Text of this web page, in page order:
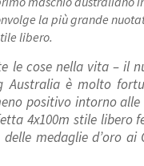
la più grande
libero.
le cose nella vita – il
Australia è molto
positivo intorno
4x100m stile libero
medaglie d’oro